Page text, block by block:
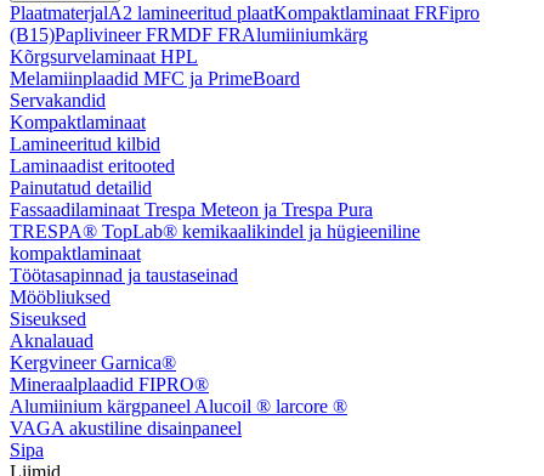
PlaatmaterjalA2 lamineeritud plaatKompaktlaminaat FRFipro
(B15)Paplivineer FRMDF FRAlumiiniumkärg
Kõrgsurvelaminaat HPL
Melamiinplaadid MFC ja PrimeBoard
Servakandid
Kompaktlaminaat
Lamineeritud kilbid
Laminaadist eritooted
Painutatud detailid
Fassaadilaminaat Trespa Meteon ja Trespa Pura
TRESPA® TopLab® kemikaalikindel ja hügieeniline
kompaktlaminaat
Töötasapinnad ja taustaseinad
Mööbliuksed
Siseuksed
Aknalauad
Kergvineer Garnica®
Mineraalplaadid FIPRO®
Alumiinium kärgpaneel Alucoil ® larcore ®
VAGA akustiline disainpaneel
Sipa
Liimid